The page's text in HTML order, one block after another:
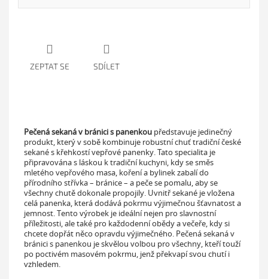
ZEPTAT SE SDÍLET
Pečená sekaná v bránici s panenkou představuje jedinečný
produkt, který v sobě kombinuje robustní chuť tradiční české
sekané s křehkostí vepřové panenky. Tato specialita je
připravována s láskou k tradiční kuchyni, kdy se směs
mletého vepřového masa, koření a bylinek zabalí do
přírodního střívka – bránice – a peče se pomalu, aby se
všechny chutě dokonale propojily. Uvnitř sekané je vložena
celá panenka, která dodává pokrmu výjimečnou šťavnatost a
jemnost. Tento výrobek je ideální nejen pro slavnostní
příležitosti, ale také pro každodenní obědy a večeře, kdy si
chcete dopřát něco opravdu výjimečného. Pečená sekaná v
bránici s panenkou je skvělou volbou pro všechny, kteří touží
po poctivém masovém pokrmu, jenž překvapí svou chutí i
vzhledem.